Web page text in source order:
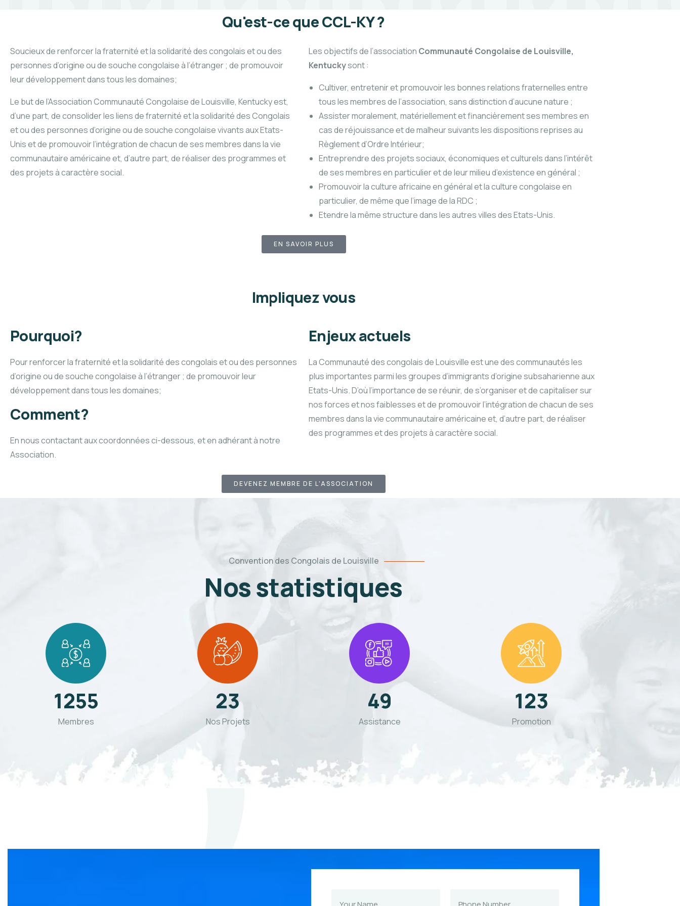
Qu'est-ce que CCL-KY ?
Soucieux de renforcer la fraternité et la solidarité des congolais et ou des
personnes d’origine ou de souche congolaise à l’étranger ; de promouvoir
leur développement dans tous les domaines;
Le but de l’Association Communauté Congolaise de Louisville, Kentucky est,
d’une part, de consolider les liens de fraternité et la solidarité des Congolais
et ou des personnes d’origine ou de souche congolaise vivants aux Etats-
Unis et de promouvoir l’intégration de chacun de ses membres dans la vie
communautaire américaine et, d’autre part, de réaliser des programmes et
des projets à caractère social.
Les objectifs de l’association Communauté Congolaise de Louisville,
Kentuckysont :
Cultiver, entretenir et promouvoir les bonnes relations fraternelles entre
tous les membres de l’association, sans distinction d’aucune nature ;
Assister moralement, matériellement et financièrement ses membres en
cas de réjouissance et de malheur suivants les dispositions reprises au
Règlement d’Ordre Intérieur;
Entreprendre des projets sociaux, économiques et culturels dans l’intérêt
de ses membres en particulier et de leur milieu d’existence en général ;
Promouvoir la culture africaine en général et la culture congolaise en
particulier, de même que l’image de la RDC ;
Etendre la même structure dans les autres villes des Etats-Unis.
EN SAVOIR PLUS
Impliquez vous
Pourquoi?
Pour renforcer la fraternité et la solidarité des congolais et ou des personnes
d’origine ou de souche congolaise à l’étranger ; de promouvoir leur
développement dans tous les domaines;
Comment?
En nous contactant aux coordonnées ci-dessous, et en adhérant à notre
Association.
Enjeux actuels
La Communauté des congolais de Louisville est une des communautés les
plus importantes parmi les groupes d’immigrants d’origine subsaharienne aux
Etats-Unis. D’où l’importance de se réunir, de s’organiser et de capitaliser sur
nos forces et nos faiblesses et de promouvoir l’intégration de chacun de ses
membres dans la vie communautaire américaine et, d’autre part, de réaliser
des programmes et des projets à caractère social.
DEVENEZ MEMBRE DE L'ASSOCIATION
Convention des Congolais de Louisville
Nos statistiques
1255
Membres
23
Nos Projets
49
Assistance
123
Promotion